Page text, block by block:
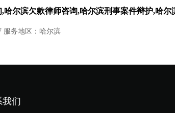
尔滨欠款律师咨询,哈尔滨刑事案件辩护,哈尔
服务地区：哈尔滨
我们